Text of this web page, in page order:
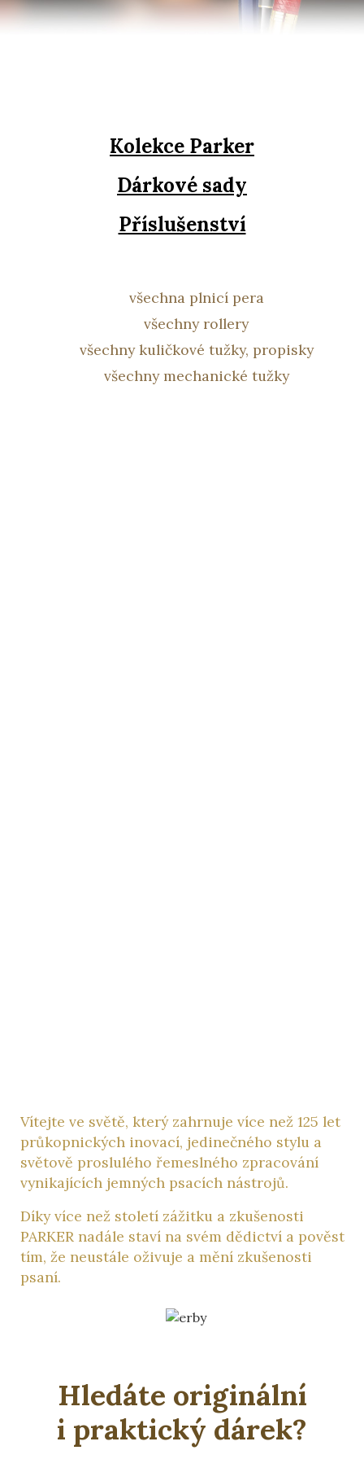
Kolekce Parker
Dárkové sady
Příslušenství
všechna plnicí pera
všechny rollery
všechny kuličkové tužky, propisky
všechny mechanické tužky
Vítejte ve světě, který zahrnuje více než 125 let
průkopnických inovací, jedinečného stylu a
světově proslulého řemeslného zpracování
vynikajících jemných psacích nástrojů.
Díky více než století zážitku a zkušenosti
PARKER nadále staví na svém dědictví a pověst
tím, že neustále oživuje a mění zkušenosti
psaní.
Hledáte originální
i praktický dárek?